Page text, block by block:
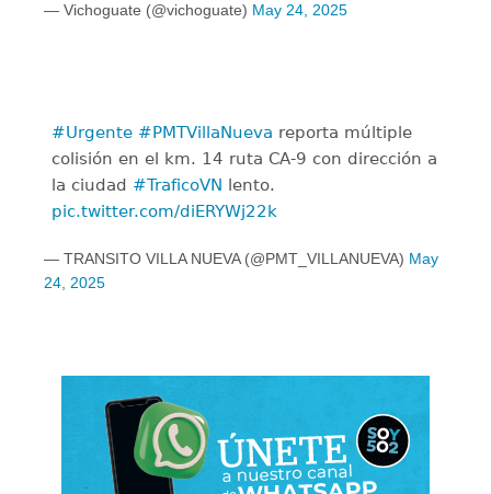
— Vichoguate (@vichoguate) May 24, 2025
#Urgente #PMTVillaNueva reporta múltiple
colisión en el km. 14 ruta CA-9 con dirección a
la ciudad #TraficoVN lento.
pic.twitter.com/diERYWj22k
— TRANSITO VILLA NUEVA (@PMT_VILLANUEVA) May
24, 2025